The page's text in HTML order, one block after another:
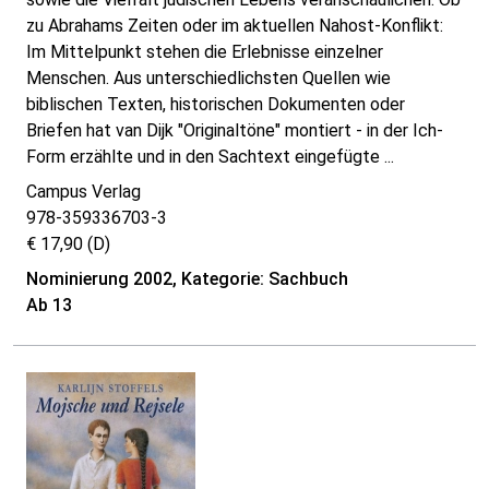
zu Abrahams Zeiten oder im aktuellen Nahost-Konflikt:
Im Mittelpunkt stehen die Erlebnisse einzelner
Menschen. Aus unterschiedlichsten Quellen wie
biblischen Texten, historischen Dokumenten oder
Briefen hat van Dijk "Originaltöne" montiert - in der Ich-
Form erzählte und in den Sachtext eingefügte ...
Campus Verlag
978-359336703-3
€ 17,90 (D)
Nominierung 2002, Kategorie: Sachbuch
Ab 13